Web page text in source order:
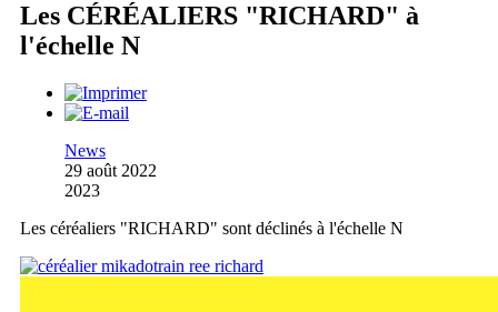
Les CÉRÉALIERS "RICHARD" à
l'échelle N
News
29 août 2022
2023
Les céréaliers "RICHARD" sont déclinés à l'échelle N